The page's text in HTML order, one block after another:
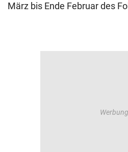
März bis Ende Februar des